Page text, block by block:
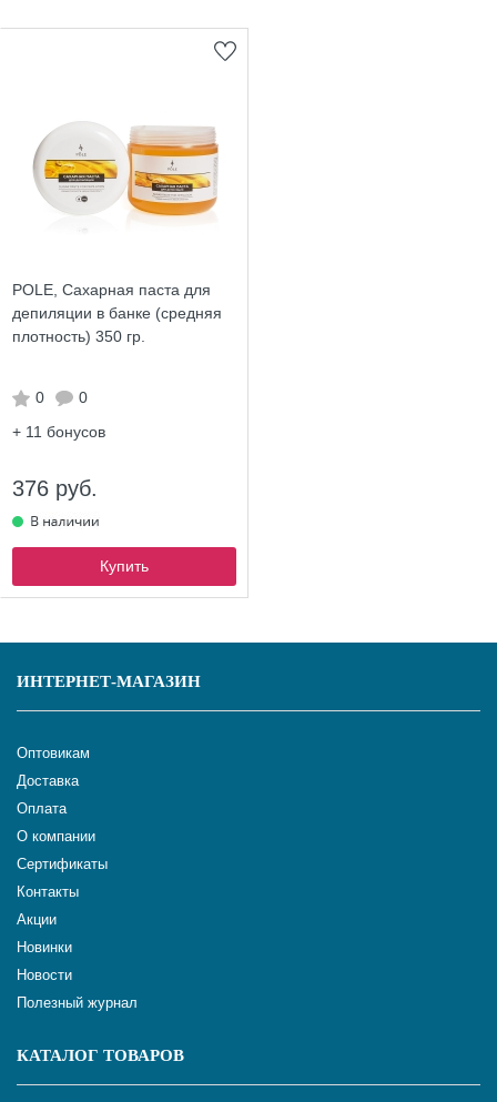
POLE, Сахарная паста для
депиляции в банке (средняя
плотность) 350 гр.
0
0
+ 11 бонусов
376 руб.
Купить
ИНТЕРНЕТ-МАГАЗИН
Оптовикам
Доставка
Оплата
О компании
Сертификаты
Контакты
Акции
Новинки
Новости
Полезный журнал
КАТАЛОГ ТОВАРОВ